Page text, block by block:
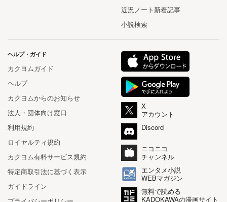
近況ノート新着記事
小説検索
ヘルプ・ガイド
カクヨムガイド
ヘルプ
カクヨムからのお知らせ
法人・団体向け窓口
利用規約
ロイヤルティ規約
カクヨム有料サービス規約
特定商取引法に基づく表示
ガイドライン
X
アカウント
Discord
ニコニコ
チャンネル
エンタメ小説
WEBマガジン
無料で読める
KADOKAWAの漫画サイト